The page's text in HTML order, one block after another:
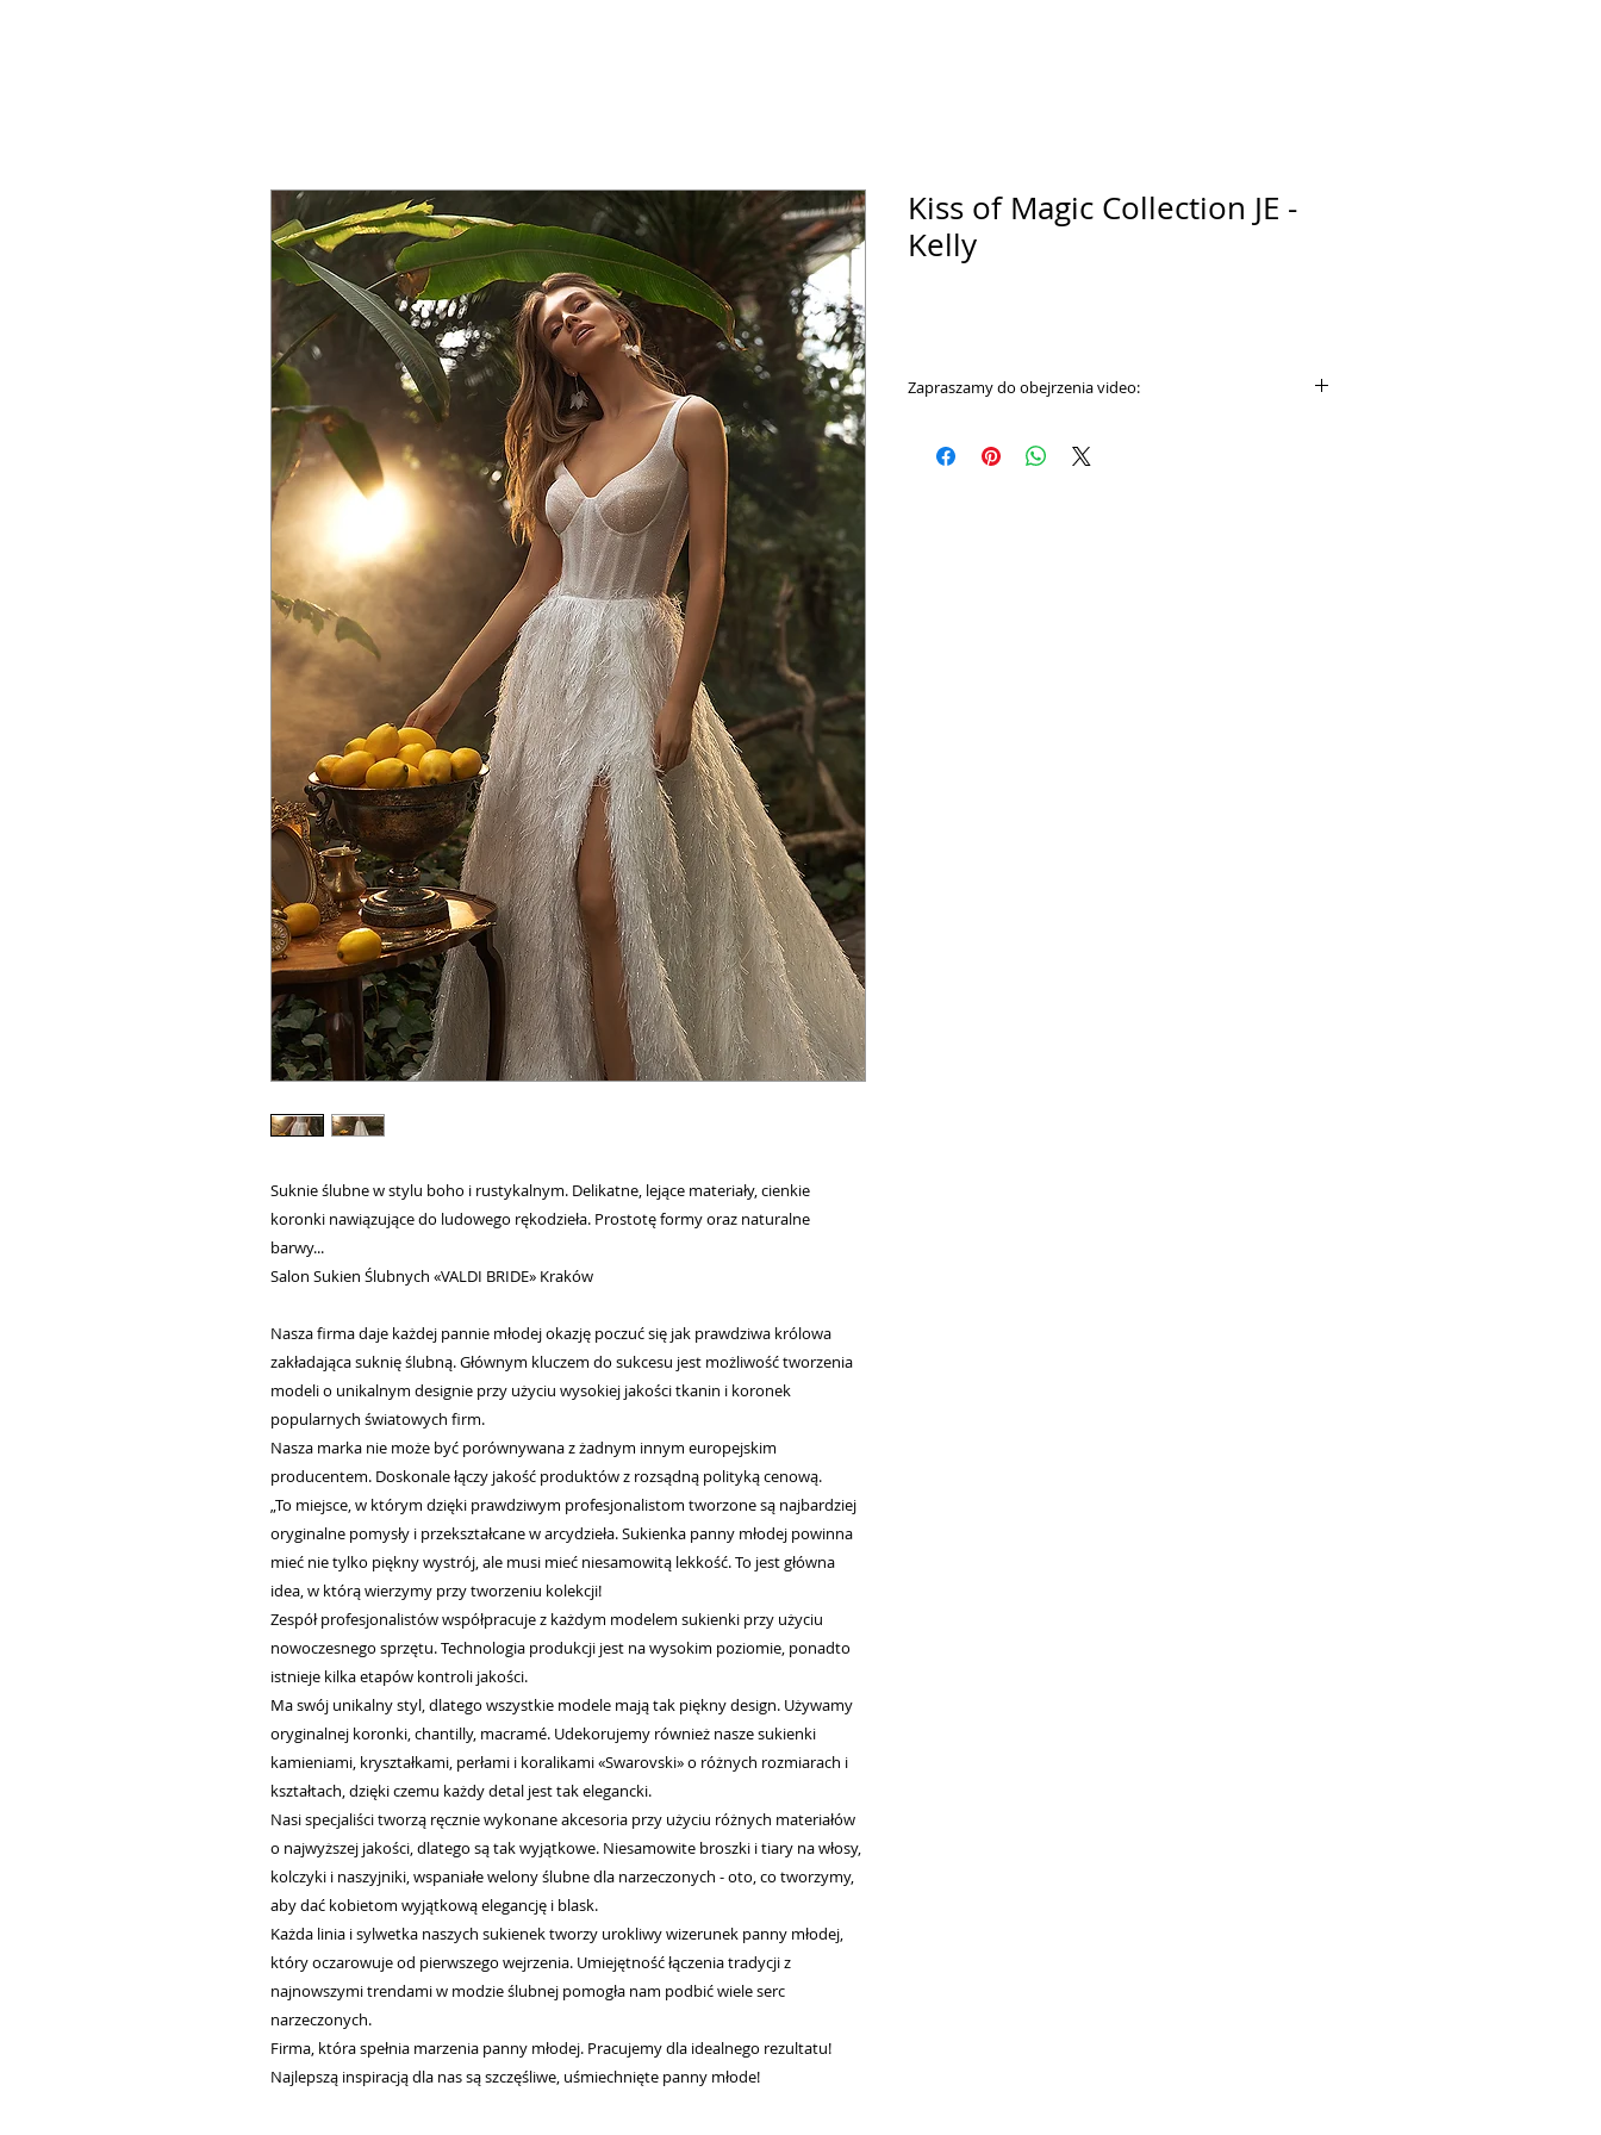
Suknie ślubne w stylu boho i rustykalnym. Delikatne, lejące materiały, cienkie
koronki nawiązujące do ludowego rękodzieła. Prostotę formy oraz naturalne
barwy...
Salon Sukien Ślubnych «VALDI BRIDE» Kraków
Nasza firma daje każdej pannie młodej okazję poczuć się jak prawdziwa królowa
zakładająca suknię ślubną. Głównym kluczem do sukcesu jest możliwość tworzenia
modeli o unikalnym designie przy użyciu wysokiej jakości tkanin i koronek
popularnych światowych firm.
Nasza marka nie może być porównywana z żadnym innym europejskim
producentem. Doskonale łączy jakość produktów z rozsądną polityką cenową.
„To miejsce, w którym dzięki prawdziwym profesjonalistom tworzone są najbardziej
oryginalne pomysły i przekształcane w arcydzieła. Sukienka panny młodej powinna
mieć nie tylko piękny wystrój, ale musi mieć niesamowitą lekkość. To jest główna
idea, w którą wierzymy przy tworzeniu kolekcji!
Zespół profesjonalistów współpracuje z każdym modelem sukienki przy użyciu
nowoczesnego sprzętu. Technologia produkcji jest na wysokim poziomie, ponadto
istnieje kilka etapów kontroli jakości.
Ma swój unikalny styl, dlatego wszystkie modele mają tak piękny design. Używamy
oryginalnej koronki, chantilly, macramé. Udekorujemy również nasze sukienki
kamieniami, kryształkami, perłami i koralikami «Swarovski» o różnych rozmiarach i
kształtach, dzięki czemu każdy detal jest tak elegancki.
Nasi specjaliści tworzą ręcznie wykonane akcesoria przy użyciu różnych materiałów
o najwyższej jakości, dlatego są tak wyjątkowe. Niesamowite broszki i tiary na włosy,
kolczyki i naszyjniki, wspaniałe welony ślubne dla narzeczonych - oto, co tworzymy,
aby dać kobietom wyjątkową elegancję i blask.
Każda linia i sylwetka naszych sukienek tworzy urokliwy wizerunek panny młodej,
który oczarowuje od pierwszego wejrzenia. Umiejętność łączenia tradycji z
najnowszymi trendami w modzie ślubnej pomogła nam podbić wiele serc
narzeczonych.
Firma, która spełnia marzenia panny młodej. Pracujemy dla idealnego rezultatu!
Najlepszą inspiracją dla nas są szczęśliwe, uśmiechnięte panny młode!
Kiss of Magic Collection JE -
Kelly
Zapraszamy do obejrzenia video:
search_query=valdi+bride